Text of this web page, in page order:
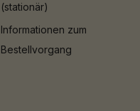
(stationär)
Informationen zum
Bestellvorgang